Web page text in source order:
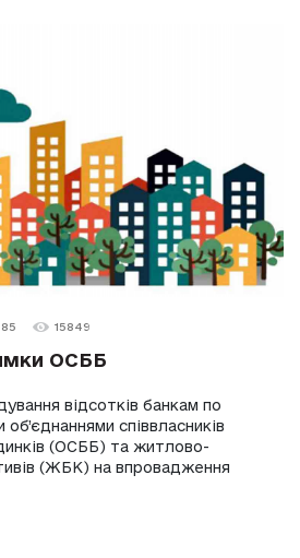
85 15849
ОСББ
відсотків банкам по
співвласників
(ОСББ) та житлово-
(ЖБК) на впровадження